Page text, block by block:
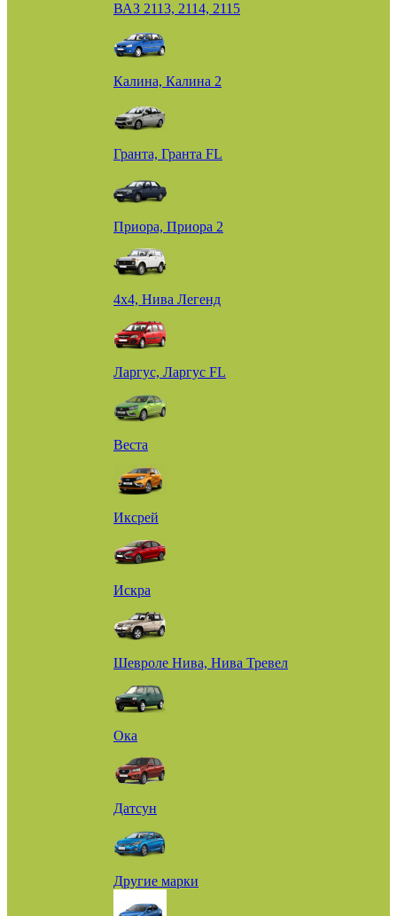
ВАЗ 2113, 2114, 2115
Калина, Калина 2
Гранта, Гранта FL
Приора, Приора 2
4х4, Нива Легенд
Ларгус, Ларгус FL
Веста
Иксрей
Искра
Шевроле Нива, Нива Тревел
Ока
Датсун
Другие марки